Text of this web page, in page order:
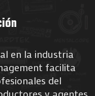
en la industria
facilita
del